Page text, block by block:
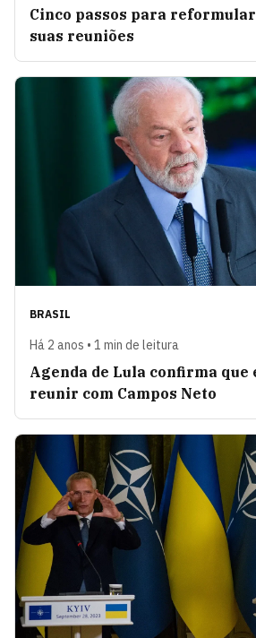
Cinco passos para
suas reuniões
BRASIL
Há 2 anos • 1 min de leitura
Agenda de Lula confirma que
reunir com Campos Neto